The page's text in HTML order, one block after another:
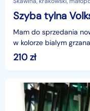
Szyba tylna
Mam do sprzedania
w kolorze bialym grzana.Mozliwy tani montaz na
miejscu..Mam wiele
210zł